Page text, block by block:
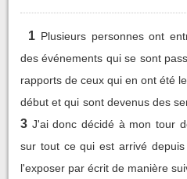
1 Plusieurs personnes ont
des événements qui se sont
rapports de ceux qui en ont été
début et qui sont devenus des
3 J'ai donc décidé à mon tour
sur tout ce qui est arrivé
l'exposer par écrit de manière